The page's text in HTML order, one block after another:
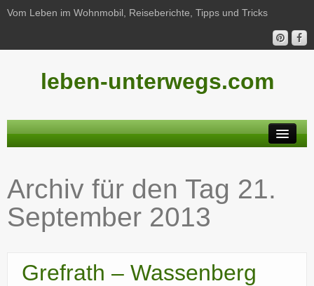
Vom Leben im Wohnmobil, Reiseberichte, Tipps und Tricks
leben-unterwegs.com
Reiseberichte
Unterwegs
Freizeit
Archiv für den Tag 21.
September 2013
Grefrath – Wassenberg